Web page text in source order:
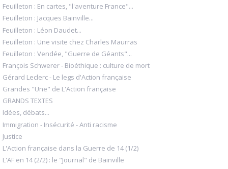
Feuilleton : En cartes, "l'aventure France"...
Feuilleton : Jacques Bainville...
Feuilleton : Léon Daudet...
Feuilleton : Une visite chez Charles Maurras
Feuilleton : Vendée, "Guerre de Géants"...
François Schwerer - Bioéthique : culture de mort
Gérard Leclerc - Le legs d'Action française
Grandes "Une" de L'Action française
GRANDS TEXTES
Idées, débats...
Immigration - Insécurité - Anti racisme
Justice
L'Action française dans la Guerre de 14 (1/2)
L'AF en 14 (2/2) : le "Journal" de Bainville